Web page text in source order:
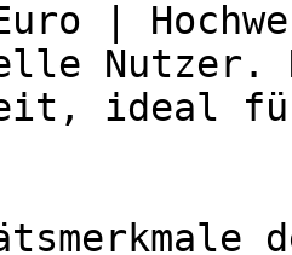
|
Nutzer.
ideal